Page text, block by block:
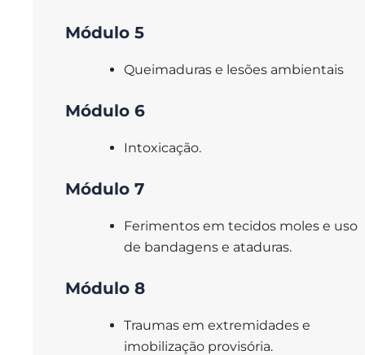
Módulo 5
Queimaduras e lesões ambientais
Módulo 6
Intoxicação.
Módulo 7
Ferimentos em tecidos moles e uso
de bandagens e ataduras.
Módulo 8
Traumas em extremidades e
imobilização provisória.